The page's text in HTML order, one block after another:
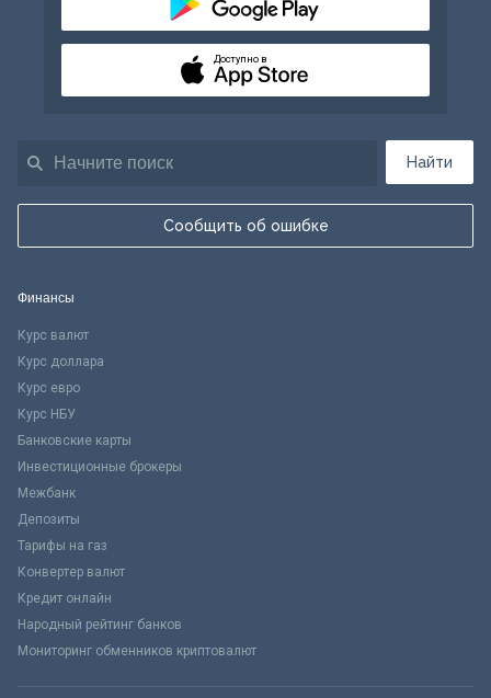
Найти
Сообщить об ошибке
Доступно в
Финансы
Курс валют
Курс доллара
Курс евро
Курс НБУ
Банковские карты
Инвестиционные брокеры
Межбанк
Депозиты
Тарифы на газ
Конвертер валют
Кредит онлайн
Народный рейтинг банков
Мониторинг обменников криптовалют